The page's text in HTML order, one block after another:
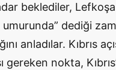
beklediler, Lefkoşa
dediği
anladılar. Kıbrıs
gereken nokta,